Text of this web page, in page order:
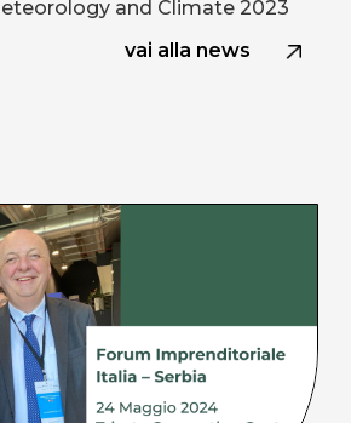
and Climate 2023
vai alla news